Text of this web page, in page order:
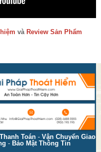
và Review Sản Phẩm
Toán - Vận Chuyển Giao
- Bảo Mật Thông Tin